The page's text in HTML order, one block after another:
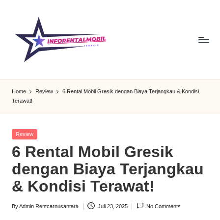
I
n
f
o
R
e
n
t
al
dengan
pilihan
armada
lengkap
dan
harga
Solusi
Home Review
6 Rental Mobil Gresik dengan Biaya Terjangkau & Kondisi
Terawat!
Posted
Review
6 Rental Mobil Gresik
dengan Biaya Terjangkau
& Kondisi Terawat!
Posted
ByAdmin Rentcarnusantara Juli 23, 2025 No Comments